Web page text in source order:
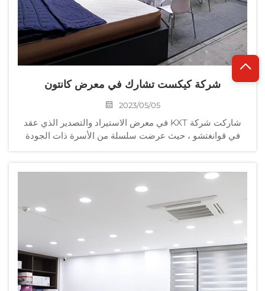
شركة كيكست تشارك في معرض كانتون
2023/05/05
شاركت شركة KXT في معرض الاستيراد والتصدير الذي عقد
في قوانغتشو ، حيث عرضت سلسلة من الأسرة ذات الجودة